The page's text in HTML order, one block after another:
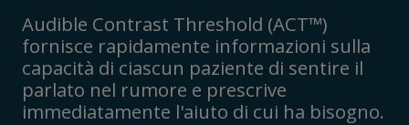
Audible Contrast Threshold (ACT™)
fornisce rapidamente informazioni sulla
capacità di ciascun paziente di sentire il
parlato nel rumore e prescrive
immediatamente l'aiuto di cui ha bisogno.